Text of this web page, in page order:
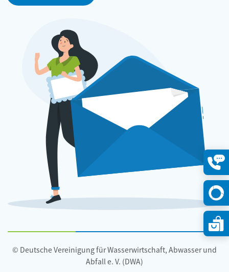
© Deutsche Vereinigung für Wasserwirtschaft, Abwasser und
Abfall e. V. (DWA)